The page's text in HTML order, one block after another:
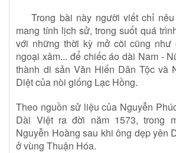
Trong bài này người viết chỉ nêu
mang tính lịch sử, trong suốt quá
với những thời kỳ mở cõi cũng như
ngoại xâm... để chiếc áo dài Nam -
thành di sản Văn Hiến Dân Tộc và
Diệt của nòi giống Lạc Hồng.
Theo nguồn sử liệu của Nguyễn
Dài Việt ra đời năm 1573, trong
Nguyễn Hoàng sau khi ông dẹp yên
ở vùng Thuận Hóa.